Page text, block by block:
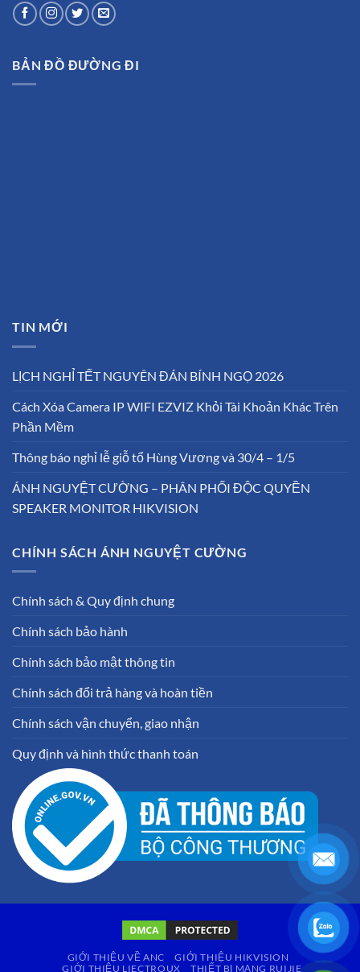
BẢN ĐỒ ĐƯỜNG ĐI
TIN MỚI
LỊCH NGHỈ TẾT NGUYÊN ĐÁN BÍNH NGỌ 2026
Cách Xóa Camera IP WIFI EZVIZ Khỏi Tài Khoản Khác Trên
Phần Mềm
Thông báo nghỉ lễ giỗ tổ Hùng Vương và 30/4 – 1/5
ÁNH NGUYỆT CƯỜNG – PHÂN PHỐI ĐỘC QUYỀN
SPEAKER MONITOR HIKVISION
CHÍNH SÁCH ÁNH NGUYỆT CƯỜNG
Chính sách & Quy định chung
Chính sách bảo hành
Chính sách bảo mật thông tin
Chính sách đổi trả hàng và hoàn tiền
Chính sách vận chuyển, giao nhận
Quy định và hình thức thanh toán
GIỚI THIỆU VỀ ANC
GIỚI THIỆU HIKVISION
GIỚI THIỆU LIECTROUX
THIẾT BỊ MẠNG RUIJIE